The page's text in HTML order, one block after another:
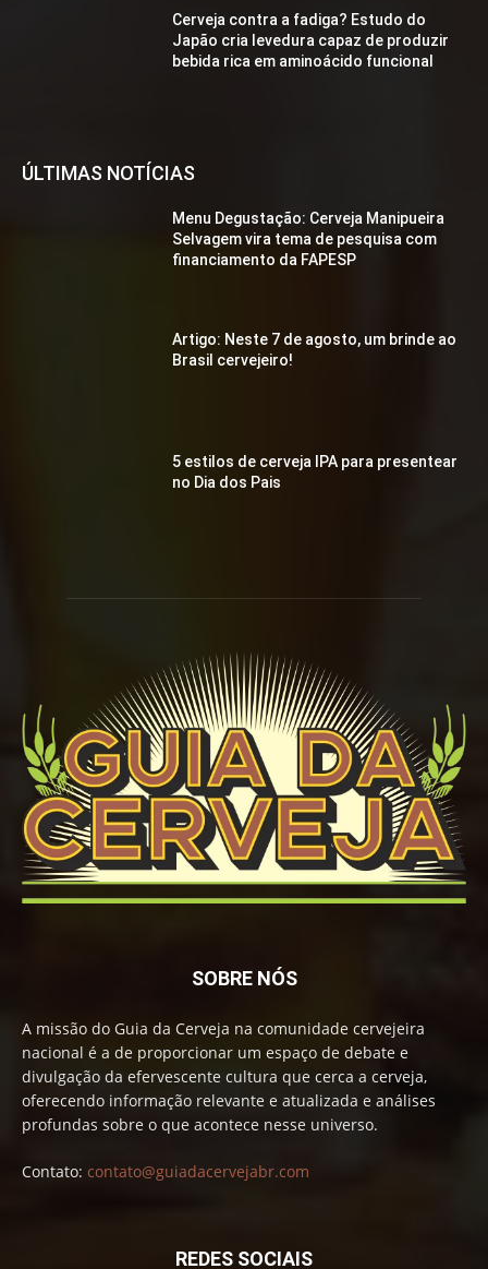
Cerveja contra a fadiga? Estudo do
Japão cria levedura capaz de produzir
bebida rica em aminoácido funcional
ÚLTIMAS NOTÍCIAS
Menu Degustação: Cerveja Manipueira
Selvagem vira tema de pesquisa com
financiamento da FAPESP
Artigo: Neste 7 de agosto, um brinde ao
Brasil cervejeiro!
5 estilos de cerveja IPA para presentear
no Dia dos Pais
SOBRE NÓS
A missão do Guia da Cerveja na comunidade cervejeira
nacional é a de proporcionar um espaço de debate e
divulgação da efervescente cultura que cerca a cerveja,
oferecendo informação relevante e atualizada e análises
profundas sobre o que acontece nesse universo.
Contato: contato@guiadacervejabr.com
REDES SOCIAIS